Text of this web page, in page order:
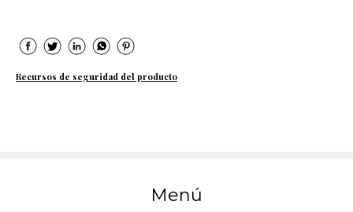
Recursos de seguridad del producto
Menú